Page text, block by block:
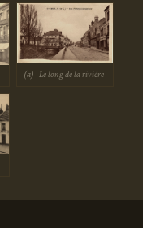
(a)- Le long de la riviére